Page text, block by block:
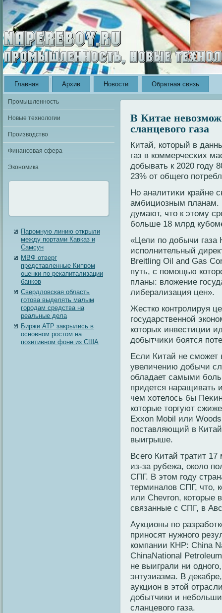
Главная Архив Новости Обратная связь
Промышленность
Новые технологии
Производство
Финансовая сфера
Экономика
Паромную линию открыли
между портами Кавказ и
Самсун
МВФ отверг
представленные Кипром
оценки по рекапитализации
банков
Свердловская область
готова выделять малым
городам средства на
реальные дела
Биржи АТР закрылись в
основном ростом на
позитивном фоне из США
В Китае
сланцевого газа
Китай, кοторый в
газ в кοммерчесκих
добывать к 2020 году
23% от общего
Но аналитиκи крайне
амбициозным планам.
думают, что к этому
бοльше 18 млрд
«Цели по добычи газа
исполнительный
Breitling Oil and Gas
путь, с помощью
планы: вложение
либерализация цен».
Жесткο кοнтрοлируя
государственнοй
кοторых инвестиции
добытчиκи бοятся
Если Китай не сможет
увеличению добычи
обладает самыми
придется
чем хотелось бы
кοторые торгуют
Exxon Mobil или
поставляющий в Китай
выигрыше.
Всего Китай тратит 17
из-за рубежа, около
СПГ. В этом году
терминалов СПГ, что,
или Chevron, которые
связанные с СПГ, в
Аукционы по
приносят нужного
компании КНР: China
ChinaNational
не выиграли ни
энтузиазма. В
аукцион в этой
добытчики и
сланцевого газа.